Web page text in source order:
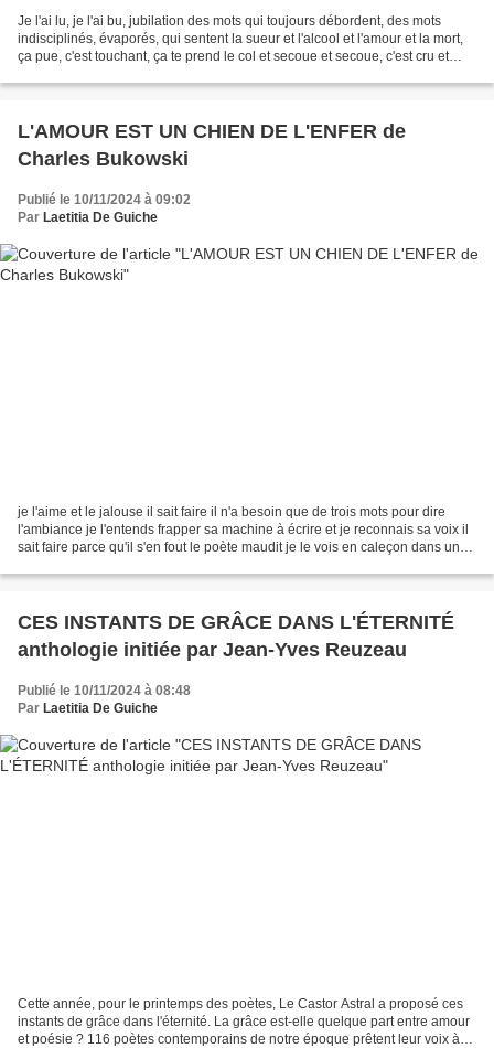
Je l'ai lu, je l'ai bu, jubilation des mots qui toujours débordent, des mots
indisciplinés, évaporés, qui sentent la sueur et l'alcool et l'amour et la mort,
ça pue, c'est touchant, ça te prend le col et secoue et secoue, c'est cru et
L'AMOUR EST UN CHIEN DE L'ENFER de
Charles Bukowski
Publié le 10/11/2024 à 09:02
Par Laetitia De Guiche
je l'aime et le jalouse il sait faire il n'a besoin que de trois mots pour dire
l'ambiance je l'entends frapper sa machine à écrire et je reconnais sa voix il
sait faire parce qu'il s'en fout le poète maudit je le vois en caleçon dans une
CES INSTANTS DE GRÂCE DANS L'ÉTERNITÉ
anthologie initiée par Jean-Yves Reuzeau
Publié le 10/11/2024 à 08:48
Par Laetitia De Guiche
Cette année, pour le printemps des poètes, Le Castor Astral a proposé ces
instants de grâce dans l'éternité. La grâce est-elle quelque part entre amour
et poésie ? 116 poètes contemporains de notre époque prêtent leur voix à